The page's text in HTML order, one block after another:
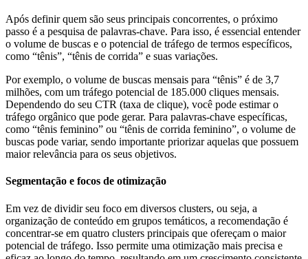
Após definir quem são seus principais concorrentes, o próximo
passo é a pesquisa de palavras-chave. Para isso, é essencial entender
o volume de buscas e o potencial de tráfego de termos específicos,
como “tênis”, “tênis de corrida” e suas variações.
Por exemplo, o volume de buscas mensais para “tênis” é de 3,7
milhões, com um tráfego potencial de 185.000 cliques mensais.
Dependendo do seu CTR (taxa de clique), você pode estimar o
tráfego orgânico que pode gerar. Para palavras-chave específicas,
como “tênis feminino” ou “tênis de corrida feminino”, o volume de
buscas pode variar, sendo importante priorizar aquelas que possuem
maior relevância para os seus objetivos.
Segmentação e focos de otimização
Em vez de dividir seu foco em diversos clusters, ou seja, a
organização de conteúdo em grupos temáticos, a recomendação é
concentrar-se em quatro clusters principais que ofereçam o maior
potencial de tráfego. Isso permite uma otimização mais precisa e